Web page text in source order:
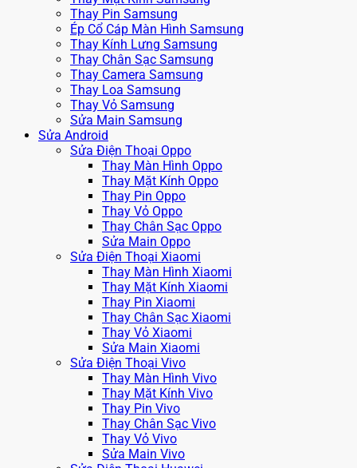
Thay Pin Samsung
Ép Cổ Cáp Màn Hình Samsung
Thay Kính Lưng Samsung
Thay Chân Sạc Samsung
Thay Camera Samsung
Thay Loa Samsung
Thay Vỏ Samsung
Sửa Main Samsung
Sửa Android
Sửa Điện Thoại Oppo
Thay Màn Hình Oppo
Thay Mặt Kính Oppo
Thay Pin Oppo
Thay Vỏ Oppo
Thay Chân Sạc Oppo
Sửa Main Oppo
Sửa Điện Thoại Xiaomi
Thay Màn Hình Xiaomi
Thay Mặt Kính Xiaomi
Thay Pin Xiaomi
Thay Chân Sạc Xiaomi
Thay Vỏ Xiaomi
Sửa Main Xiaomi
Sửa Điện Thoại Vivo
Thay Màn Hình Vivo
Thay Mặt Kính Vivo
Thay Pin Vivo
Thay Chân Sạc Vivo
Thay Vỏ Vivo
Sửa Main Vivo